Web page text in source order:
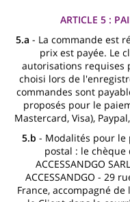
ARTICLE 5 :
5.a - La commande est
prix est payée. Le
autorisations requises
choisi lors de
commandes sont
proposés pour le
Mastercard, Visa),
5.b - Modalités pour le
postal : le
ACCESSANDGO
ACCESSANDGO - 29
France, accompagné